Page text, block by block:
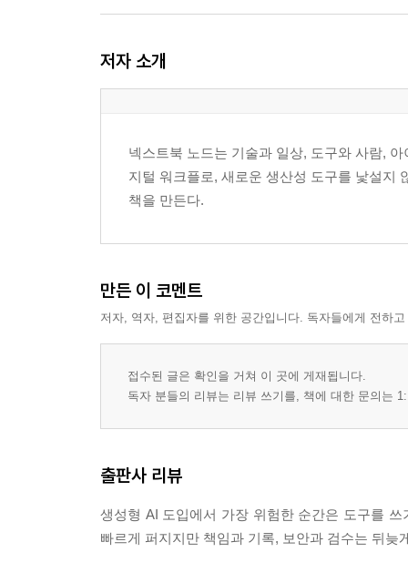
1절. 목표 업무를 한 문장으로 고정하지 않으면 성
2절. 입력 데이터, 검토자, 승인자, 기록자를 먼저
4장. 권한과 승인 체계는 자유 사용보다 빨리 정해
1절. 개인 계정, 팀 계정, 기업 계정을 섞어 쓰면 왜
5장. 데이터와 프롬프트는 편의가 아니라 통제 단
1절. 입력 금지 정보와 허용 정보의 경계를 업무 장
2절. 프롬프트 재사용 규칙을 정해야 답변 품질이
3절. 출력물 검토 기준을 두지 않으면 허위 정보가
6장. 사용 로그와 증빙은 감시가 아니라 운영 책임
1절. 어떤 로그를 남겨야 사고 후 설명이 가능해지
2절. 승인 이력, 입력 경로, 출력 사용처를 어떻게
3절. 최소 로그 체계와 고도화 로그 체계의 차이는
저자 소개
넥스트북 노드는 기술과 일상, 도구와 사람,
지털 워크플로, 새로운 생산성 도구를 낯설지
책을 만든다.
만든 이 코멘트
저자, 역자, 편집자를 위한 공간입니다. 독자들에게 전하
접수된 글은 확인을 거쳐 이 곳에 게재됩니다.
독자 분들의 리뷰는 리뷰 쓰기를, 책에 대한 문의는
출판사 리뷰
생성형 AI 도입에서 가장 위험한 순간은 도구를
빠르게 퍼지지만 책임과 기록, 보안과 검수는 뒤늦